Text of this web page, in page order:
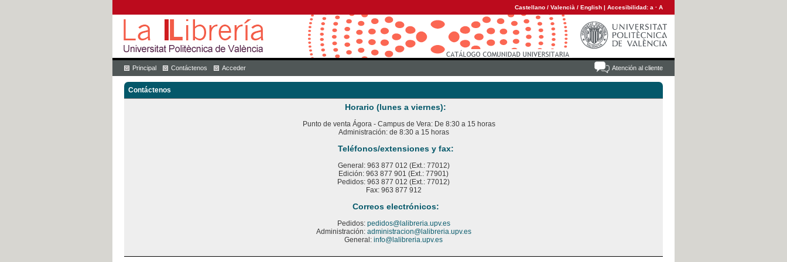
Castellano / Valencià / English | Accesibilidad: a · A
Atención al cliente
Principal Contáctenos Acceder
Contáctenos
Horario (lunes a viernes):
Punto de venta Ágora - Campus de Vera: De 8:30 a 15 horas
Administración: de 8:30 a 15 horas
Teléfonos/extensiones y fax:
General: 963 877 012 (Ext.: 77012)
Edición: 963 877 901 (Ext.: 77901)
Pedidos: 963 877 012 (Ext.: 77012)
Fax: 963 877 912
Correos electrónicos:
Pedidos: pedidos@lalibreria.upv.es
Administración: administracion@lalibreria.upv.es
General: info@lalibreria.upv.es